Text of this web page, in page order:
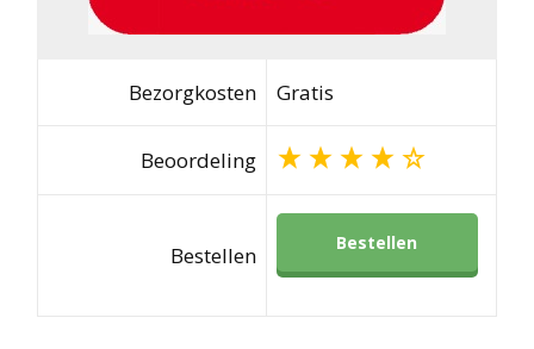
Bezorgkosten Gratis
Beoordeling
Bestellen Bestellen